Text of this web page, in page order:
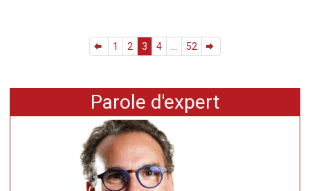
1 2 3 4 52
Parole d'expert